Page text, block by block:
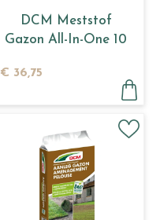
DCM Meststof
Gazon All-In-One 10
€ 36,75